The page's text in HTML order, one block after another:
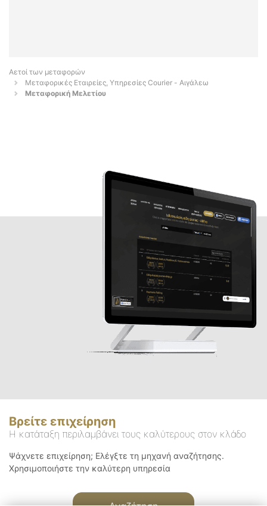
Αετοί των μεταφορών
Μεταφορικές Εταιρείες, Υπηρεσίες Courier - Αιγάλεω
Μεταφορική Μελετίου
Βρείτε επιχείρηση
Η κατάταξη περιλαμβάνει τους καλύτερους στον κλάδο
Ψάχνετε επιχείρηση; Ελέγξτε τη μηχανή αναζήτησης.
Χρησιμοποιήστε την καλύτερη υπηρεσία